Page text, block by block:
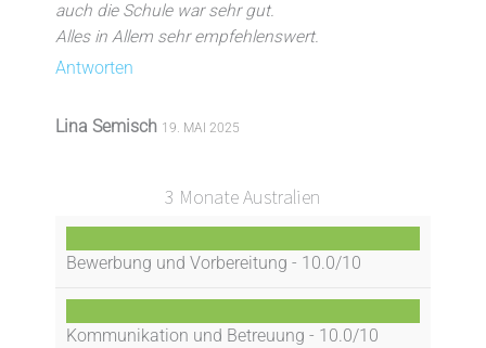
auch die Schule war sehr gut.
Alles in Allem sehr empfehlenswert.
Antworten
Lina Semisch 19. MAI 2025
3 Monate Australien
Bewerbung und Vorbereitung - 10.0/10
Kommunikation und Betreuung - 10.0/10